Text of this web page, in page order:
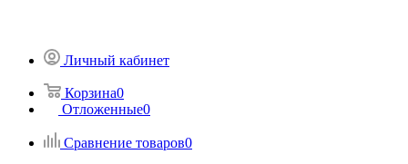
Личный кабинет
Корзина0
Отложенные0
Сравнение товаров0